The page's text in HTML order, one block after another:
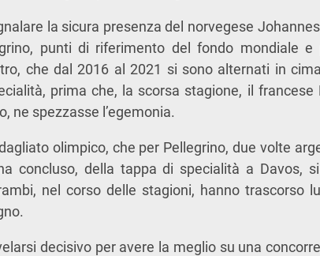
la sicura presenza del norvegese
punti di riferimento del fondo mondiale e
che dal 2016 al 2021 si sono alternati in
prima che, la scorsa stagione, il francese
ne spezzasse l’egemonia.
olimpico, che per Pellegrino, due volte
concluso, della tappa di specialità a Davos,
nel corso delle stagioni, hanno trascorso
decisivo per avere la meglio su una